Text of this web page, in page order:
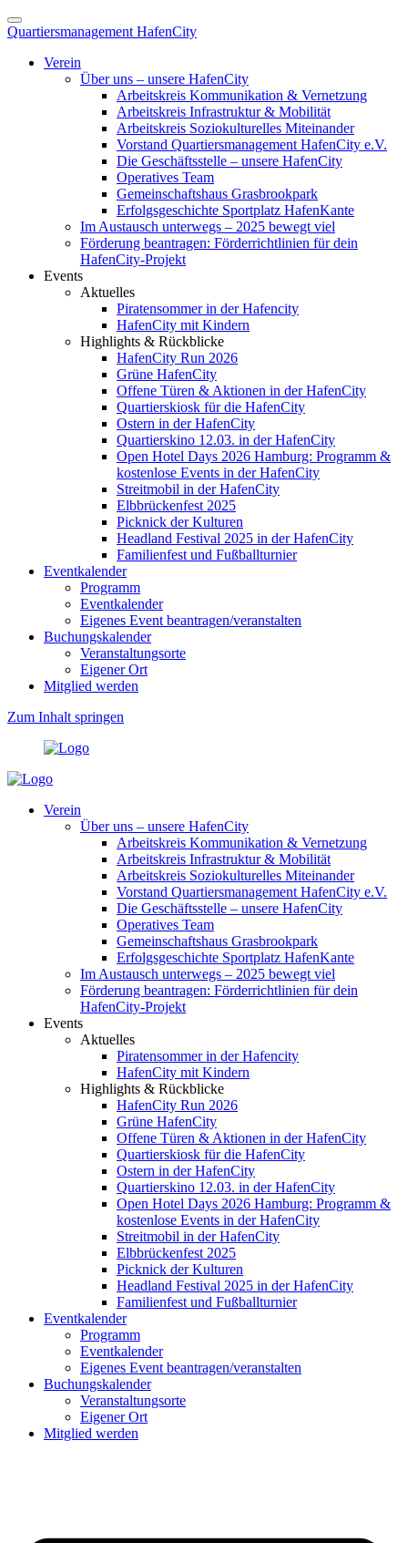
Quartiersmanagement HafenCity
Verein
Über uns – unsere HafenCity
Arbeitskreis Kommunikation & Vernetzung
Arbeitskreis Infrastruktur & Mobilität
Arbeitskreis Soziokulturelles Miteinander
Vorstand Quartiersmanagement HafenCity e.V.
Die Geschäftsstelle – unsere HafenCity
Operatives Team
Gemeinschaftshaus Grasbrookpark
Erfolgsgeschichte Sportplatz HafenKante
Im Austausch unterwegs – 2025 bewegt viel
Förderung beantragen: Förderrichtlinien für dein
HafenCity-Projekt
Events
Aktuelles
Piratensommer in der Hafencity
HafenCity mit Kindern
Highlights & Rückblicke
HafenCity Run 2026
Grüne HafenCity
Offene Türen & Aktionen in der HafenCity
Quartierskiosk für die HafenCity
Ostern in der HafenCity
Quartierskino 12.03. in der HafenCity
Open Hotel Days 2026 Hamburg: Programm &
kostenlose Events in der HafenCity
Streitmobil in der HafenCity
Elbbrückenfest 2025
Picknick der Kulturen
Headland Festival 2025 in der HafenCity
Familienfest und Fußballturnier
Eventkalender
Programm
Eventkalender
Eigenes Event beantragen/veranstalten
Buchungskalender
Veranstaltungsorte
Eigener Ort
Mitglied werden
Zum Inhalt springen
Verein
Über uns – unsere HafenCity
Arbeitskreis Kommunikation & Vernetzung
Arbeitskreis Infrastruktur & Mobilität
Arbeitskreis Soziokulturelles Miteinander
Vorstand Quartiersmanagement HafenCity e.V.
Die Geschäftsstelle – unsere HafenCity
Operatives Team
Gemeinschaftshaus Grasbrookpark
Erfolgsgeschichte Sportplatz HafenKante
Im Austausch unterwegs – 2025 bewegt viel
Förderung beantragen: Förderrichtlinien für dein
HafenCity-Projekt
Events
Aktuelles
Piratensommer in der Hafencity
HafenCity mit Kindern
Highlights & Rückblicke
HafenCity Run 2026
Grüne HafenCity
Offene Türen & Aktionen in der HafenCity
Quartierskiosk für die HafenCity
Ostern in der HafenCity
Quartierskino 12.03. in der HafenCity
Open Hotel Days 2026 Hamburg: Programm &
kostenlose Events in der HafenCity
Streitmobil in der HafenCity
Elbbrückenfest 2025
Picknick der Kulturen
Headland Festival 2025 in der HafenCity
Familienfest und Fußballturnier
Eventkalender
Programm
Eventkalender
Eigenes Event beantragen/veranstalten
Buchungskalender
Veranstaltungsorte
Eigener Ort
Mitglied werden